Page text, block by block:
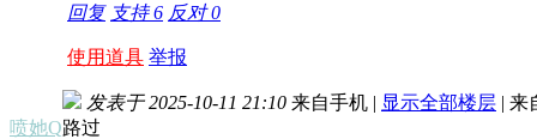
回复 支持6 反对0
使用道具 举报
喷她Q
发表于 2025-10-11 21:10 来自手机 | 显示全部楼层 | 来
路过